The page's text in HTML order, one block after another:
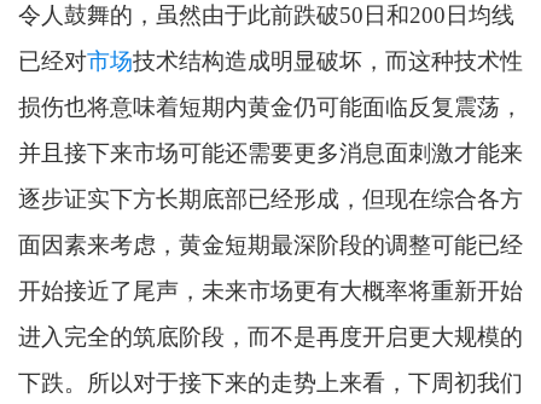
令人鼓舞的，虽然由于此前跌破50日和200日均线
已经对市场技术结构造成明显破坏，而这种技术性
损伤也将意味着短期内黄金仍可能面临反复震荡，
并且接下来市场可能还需要更多消息面刺激才能来
逐步证实下方长期底部已经形成，但现在综合各方
面因素来考虑，黄金短期最深阶段的调整可能已经
开始接近了尾声，未来市场更有大概率将重新开始
进入完全的筑底阶段，而不是再度开启更大规模的
下跌。所以对于接下来的走势上来看，下周初我们